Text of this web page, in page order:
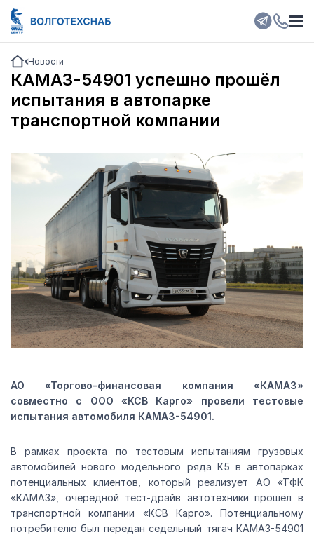
Новости
КАМАЗ-54901 успешно прошёл
испытания в автопарке
транспортной компании
АО «Торгово-финансовая компания «КАМАЗ»
совместно с ООО «КСВ Карго» провели тестовые
испытания автомобиля КАМАЗ-54901.
В рамках проекта по тестовым испытаниям грузовых
автомобилей нового модельного ряда К5 в автопарках
потенциальных клиентов, который реализует АО «ТФК
«КАМАЗ», очередной тест-драйв автотехники прошёл в
транспортной компании «КСВ Карго». Потенциальному
потребителю был передан седельный тягач КАМАЗ-54901